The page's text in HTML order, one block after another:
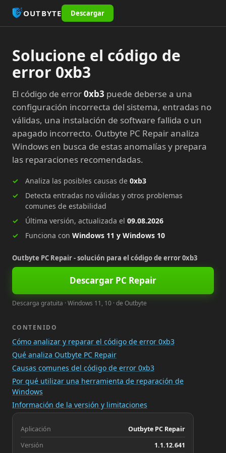
OUTBYTE Descargar
Solucione el código de
error 0xb3
El código de error0xb3 puede deberse a una
configuración incorrecta del sistema, entradas no
válidas, una instalación de software fallida o un
apagado incorrecto. Outbyte PC Repair analiza
Windows en busca de estas anomalías y prepara
las reparaciones recomendadas.
Analiza las posibles causas de 0xb3
Detecta entradas no válidas y otros problemas
comunes de estabilidad
Última versión, actualizada el 09.08.2026
Funciona con Windows 11 y Windows 10
Outbyte PC Repair - solución para el código de error 0xb3
Descargar PC Repair
Descarga gratuita · Windows 11, 10 · de Outbyte
CONTENIDO
Cómo analizar y reparar el código de error 0xb3
Qué analiza Outbyte PC Repair
Causas comunes del código de error 0xb3
Por qué utilizar una herramienta de reparación de
Windows
Información de la versión y limitaciones
Aplicación
Outbyte PC Repair
Versión
1.1.12.641